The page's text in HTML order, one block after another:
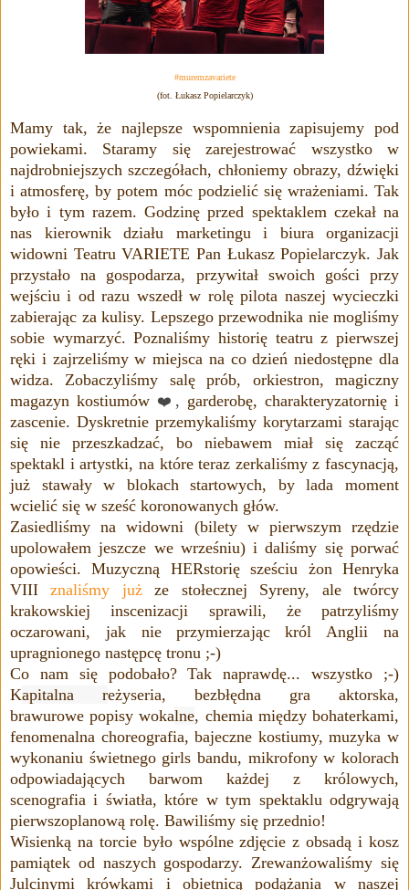
#muremzavariete
(fot. Łukasz Popielarczyk)
Mamy tak, że najlepsze wspomnienia zapisujemy pod
powiekami. Staramy się zarejestrować wszystko w
najdrobniejszych szczegółach, chłoniemy obrazy, dźwięki
i atmosferę, by potem móc podzielić się wrażeniami. Tak
było i tym razem. Godzinę przed spektaklem czekał na
nas kierownik działu marketingu i biura organizacji
widowni Teatru VARIETE Pan Łukasz Popielarczyk. Jak
przystało na gospodarza, przywitał swoich gości przy
wejściu i od razu wszedł w rolę pilota naszej wycieczki
zabierając za kulisy. Lepszego przewodnika nie mogliśmy
sobie wymarzyć. Poznaliśmy historię teatru z pierwszej
ręki i zajrzeliśmy w miejsca na co dzień niedostępne dla
widza. Zobaczyliśmy salę prób, orkiestron, magiczny
magazyn kostiumów ❤️ , garderobę, charakteryzatornię i
zascenie. Dyskretnie przemykaliśmy korytarzami starając
się nie przeszkadzać, bo niebawem miał się zacząć
spektakl i artystki, na które teraz zerkaliśmy z fascynacją,
już stawały w blokach startowych, by lada moment
wcielić się w sześć koronowanych głów.
Zasiedliśmy na widowni (bilety w pierwszym rzędzie
upolowałem jeszcze we wrześniu) i daliśmy się porwać
opowieści. Muzyczną HERstorię sześciu żon Henryka
VIIIznaliśmy jużze stołecznej Syreny, ale twórcy
krakowskiejinscenizacji sprawili, że patrzyliśmy
oczarowani, jak nie przymierzając król Anglii na
upragnionego następcę tronu ;-)
Co nam się podobało? Tak naprawdę... wszystko ;-)
Kapitalna reżyseria, bezbłędna gra aktorska,
brawurowe popisy wokalne, chemia między bohaterkami,
fenomenalna choreografia, bajeczne kostiumy, muzyka w
wykonaniu świetnego girls bandu, mikrofony w kolorach
odpowiadających barwom każdej z królowych,
scenografia i światła, które w tym spektaklu odgrywają
pierwszoplanową rolę. Bawiliśmy się przednio!
Wisienką na torcie było wspólne zdjęcie z obsadą i kosz
pamiątek od naszych gospodarzy. Zrewanżowaliśmy się
Julcinymi krówkami i obietnicą podążania w naszej